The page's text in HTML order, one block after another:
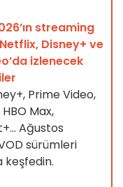
streaming
Disney+ ve
izlenecek
Prime Video,
Max,
Ağustos
sürümleri
keşfedin.